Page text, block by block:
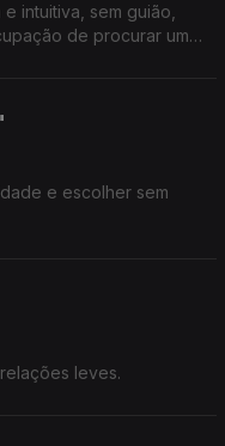
intuitiva, sem guião,
de procurar um
e escolher sem
leves.